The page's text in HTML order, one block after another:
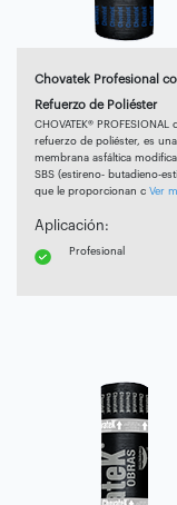
Chovatek Profesional
Refuerzo de Poliéster
CHOVATEK® PROFESIONAL
refuerzo de poliéster, es una
membrana asfáltica
SBS (estireno- butadieno-
que le proporcionan c Ver
Aplicación:
Profesional